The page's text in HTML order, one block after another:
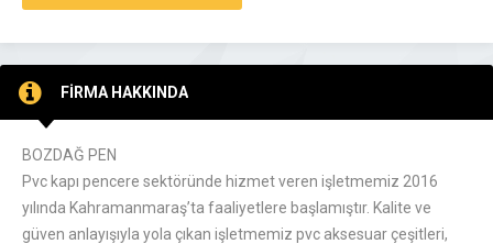
FİRMA HAKKINDA
BOZDAĞ PEN
Pvc kapı pencere sektöründe hizmet veren işletmemiz 2016
yılında Kahramanmaraş’ta faaliyetlere başlamıştır. Kalite ve
güven anlayışıyla yola çıkan işletmemiz pvc aksesuar çeşitleri,